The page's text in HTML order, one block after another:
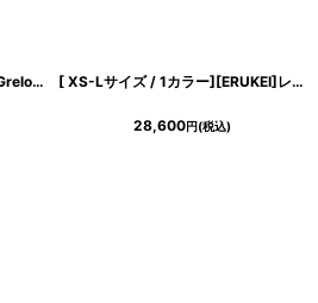
[ S-Lサイズ / 1カラー ][Éclet-Grelot by RiNFARRE]キャミソール・総レース・コルセット・イエロー・セミロング丈・ロングドレス・エクラグレロ [奈月セナ着用][送料無料] [ XS-Lサイズ / 1カラー][ERUKEI]レース・リボン・ノースリーブ・シアー・インナーミニ・マキシ丈・セミフレア・ロングドレス[送料無料]
28,600円(税込)